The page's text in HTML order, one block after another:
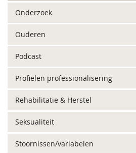
Onderzoek
Ouderen
Podcast
Profielen professionalisering
Rehabilitatie & Herstel
Seksualiteit
Stoornissen/variabelen